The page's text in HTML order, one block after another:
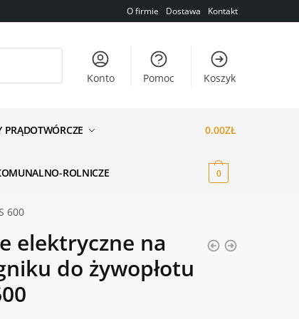
O firmie Dostawa Kontakt
Konto
Pomoc Koszyk
PRĄDOTWÓRCZE
ROLNICZE
0.00ZŁ
0
600
elektryczne na
do żywopłotu